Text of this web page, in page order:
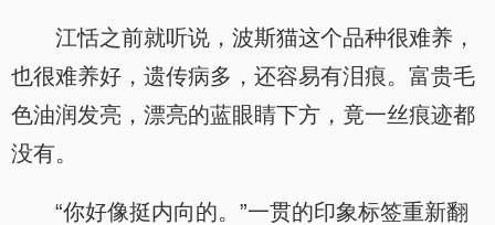
江恬之前就听说，波斯猫这个品种很难养，
也很难养好，遗传病多，还容易有泪痕。富贵毛
色油润发亮，漂亮的蓝眼睛下方，竟一丝痕迹都
没有。
“你好像挺内向的。”一贯的印象标签重新翻